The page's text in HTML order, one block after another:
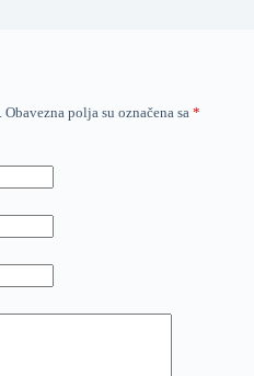
Obavezna polja su označena sa *